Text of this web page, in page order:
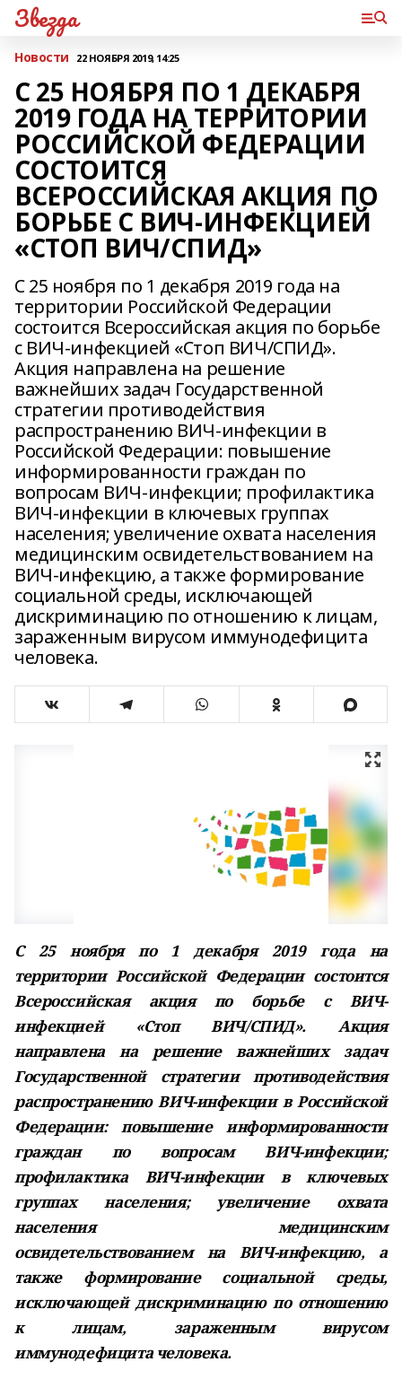
Звезда
Новости 22 НОЯБРЯ 2019, 14:25
С 25 НОЯБРЯ ПО 1 ДЕКАБРЯ
2019 ГОДА НА ТЕРРИТОРИИ
РОССИЙСКОЙ ФЕДЕРАЦИИ
СОСТОИТСЯ
ВСЕРОССИЙСКАЯ АКЦИЯ ПО
БОРЬБЕ С ВИЧ-ИНФЕКЦИЕЙ
«СТОП ВИЧ/СПИД»
С 25 ноября по 1 декабря 2019 года на
территории Российской Федерации
состоится Всероссийская акция по борьбе
с ВИЧ-инфекцией «Стоп ВИЧ/СПИД».
Акция направлена на решение
важнейших задач Государственной
стратегии противодействия
распространению ВИЧ-инфекции в
Российской Федерации: повышение
информированности граждан по
вопросам ВИЧ-инфекции; профилактика
ВИЧ-инфекции в ключевых группах
населения; увеличение охвата населения
медицинским освидетельствованием на
ВИЧ-инфекцию, а также формирование
социальной среды, исключающей
дискриминацию по отношению к лицам,
зараженным вирусом иммунодефицита
человека.
С 25 ноября по 1 декабря 2019 года на
территории Российской Федерации состоится
Всероссийская акция по борьбе с ВИЧ-
инфекцией «Стоп ВИЧ/СПИД». Акция
направлена на решение важнейших задач
Государственной стратегии противодействия
распространению ВИЧ-инфекции в Российской
Федерации: повышение информированности
граждан по вопросам ВИЧ-инфекции;
профилактика ВИЧ-инфекции в ключевых
группах населения; увеличение охвата
населения медицинским
освидетельствованием на ВИЧ-инфекцию, а
также формирование социальной среды,
исключающей дискриминацию по отношению
к лицам, зараженным вирусом
иммунодефицита человека.